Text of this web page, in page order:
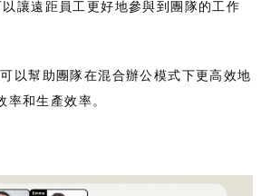
讓遠距員工更好地參與到團隊的工作
以幫助團隊在混合辦公模式下更高效地
率和生產效率。